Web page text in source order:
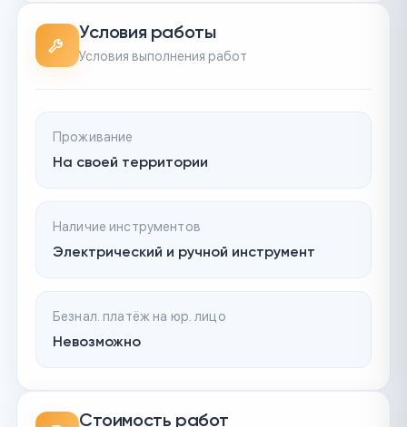
Условия работы
Условия выполнения работ
Проживание
На своей территории
Наличие инструментов
Электрический и ручной инструмент
Безнал. платёж на юр. лицо
Невозможно
Стоимость работ